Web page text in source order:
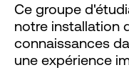
Ce groupe
notre installation
connaissances
une expérience